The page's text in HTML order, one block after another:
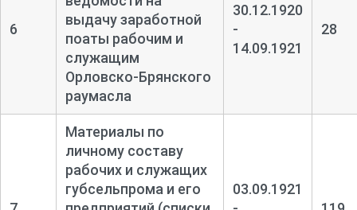
6
выдачу заработной
поаты рабочим и
служащим
Орловско-Брянского
раумасла
30.12.1920
-
14.09.1921
28
Материалы по
личному составу
рабочих и служащих
губсельпрома и его
03.09.1921